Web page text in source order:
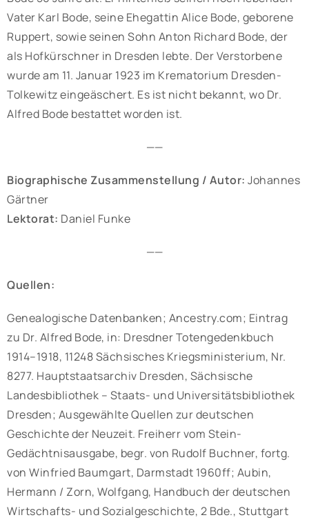
Vater Karl Bode, seine Ehegattin Alice Bode, geborene
Ruppert, sowie seinen Sohn Anton Richard Bode, der
als Hofkürschner in Dresden lebte. Der Verstorbene
wurde am 11. Januar 1923 im Krematorium Dresden-
Tolkewitz eingeäschert. Es ist nicht bekannt, wo Dr.
Alfred Bode bestattet worden ist.
——
Biographische Zusammenstellung / Autor: Johannes
Gärtner
Lektorat: Daniel Funke
——
Quellen:
Genealogische Datenbanken; Ancestry.com; Eintrag
zu Dr. Alfred Bode, in: Dresdner Totengedenkbuch
1914–1918, 11248 Sächsisches Kriegsministerium, Nr.
8277. Hauptstaatsarchiv Dresden, Sächsische
Landesbibliothek – Staats- und Universitätsbibliothek
Dresden; Ausgewählte Quellen zur deutschen
Geschichte der Neuzeit. Freiherr vom Stein-
Gedächtnisausgabe, begr. von Rudolf Buchner, fortg.
von Winfried Baumgart, Darmstadt 1960ff; Aubin,
Hermann / Zorn, Wolfgang, Handbuch der deutschen
Wirtschafts- und Sozialgeschichte, 2 Bde., Stuttgart